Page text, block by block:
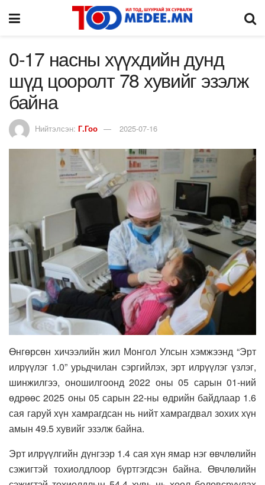
0-17 насны хүүхдийн дунд
шүд цооролт 78 хувийг эзэлж
байна
Нийтэлсэн: Г.Гоо 2025-07-16
Өнгөрсөн хичээлийн жил Монгол Улсын хэмжээнд “Эрт
илрүүлэг 1.0” урьдчилан сэргийлэх, эрт илрүүлэг үзлэг,
шинжилгээ, оношилгоонд 2022 оны 05 сарын 01-ний
өдрөөс 2025 оны 05 сарын 22-ны өдрийн байдлаар 1.6
сая гаруй хүн хамрагдсан нь нийт хамрагдвал зохих хүн
амын 49.5 хувийг эзэлж байна.
Эрт илрүүлгийн дүнгээр 1.4 сая хүн ямар нэг өвчлөлийн
сэжигтэй тохиолдлоор бүртгэгдсэн байна. Өвчлөлийн